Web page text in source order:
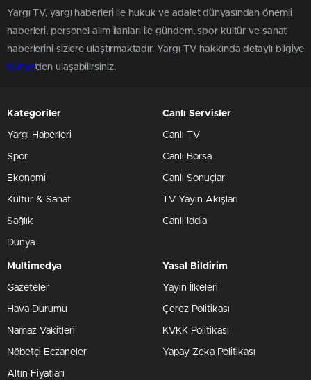
Yargı TV, yargı haberleri ile hukuk ve adalet dünyasından önemli
haberleri, personel alım ilanları ile gündem, spor kültür ve sanat
haberlerini sizlere ulaştırmaktadır. Yargı TV hakkında detaylı bilgiye
Künye'den ulaşabilirsiniz.
Kategoriler
Yargı Haberleri
Spor
Ekonomi
Kültür & Sanat
Sağlık
Dünya
Canlı Servisler
Canlı TV
Canlı Borsa
Canlı Sonuçlar
TV Yayın Akışları
Canlı İddia
Multimedya
Gazeteler
Hava Durumu
Namaz Vakitleri
Nöbetçi Eczaneler
Altın Fiyatları
Yasal Bildirim
Yayın İlkeleri
Çerez Politikası
KVKK Politikası
Yapay Zeka Politikası